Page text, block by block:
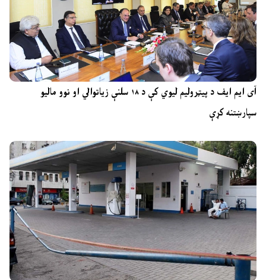
آی ایم ایف د پیټرولیم لیوي کې د ۱۸ سلنې زیاتوالي او نوو مالیو
سپارښتنه کړې